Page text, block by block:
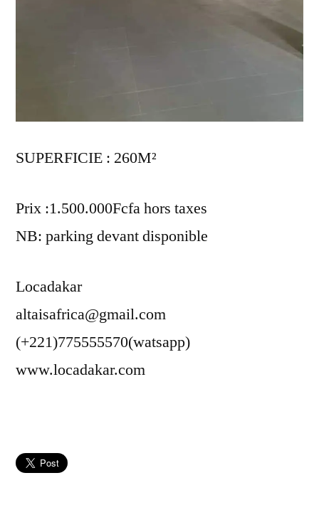
SUPERFICIE : 260M²
Prix :1.500.000Fcfa hors taxes
NB: parking devant disponible
Locadakar
altaisafrica@gmail.com
(+221)775555570(watsapp)
www.locadakar.com